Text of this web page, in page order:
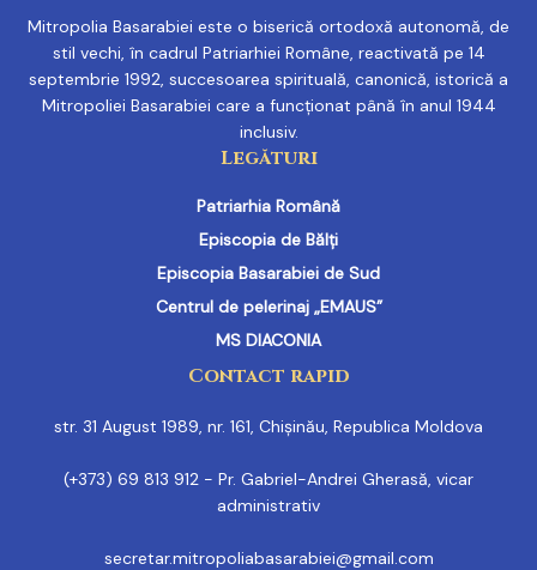
Mitropolia Basarabiei este o biserică ortodoxă autonomă, de
stil vechi, în cadrul Patriarhiei Române, reactivată pe 14
septembrie 1992, succesoarea spirituală, canonică, istorică a
Mitropoliei Basarabiei care a funcționat până în anul 1944
inclusiv.
Legături
Patriarhia Română
Episcopia de Bălți
Episcopia Basarabiei de Sud
Centrul de pelerinaj „EMAUS”
MS DIACONIA
Contact rapid
str. 31 August 1989, nr. 161, Chișinău, Republica Moldova
(+373) 69 813 912 - Pr. Gabriel-Andrei Gherasă, vicar
administrativ
secretar.mitropoliabasarabiei@gmail.com